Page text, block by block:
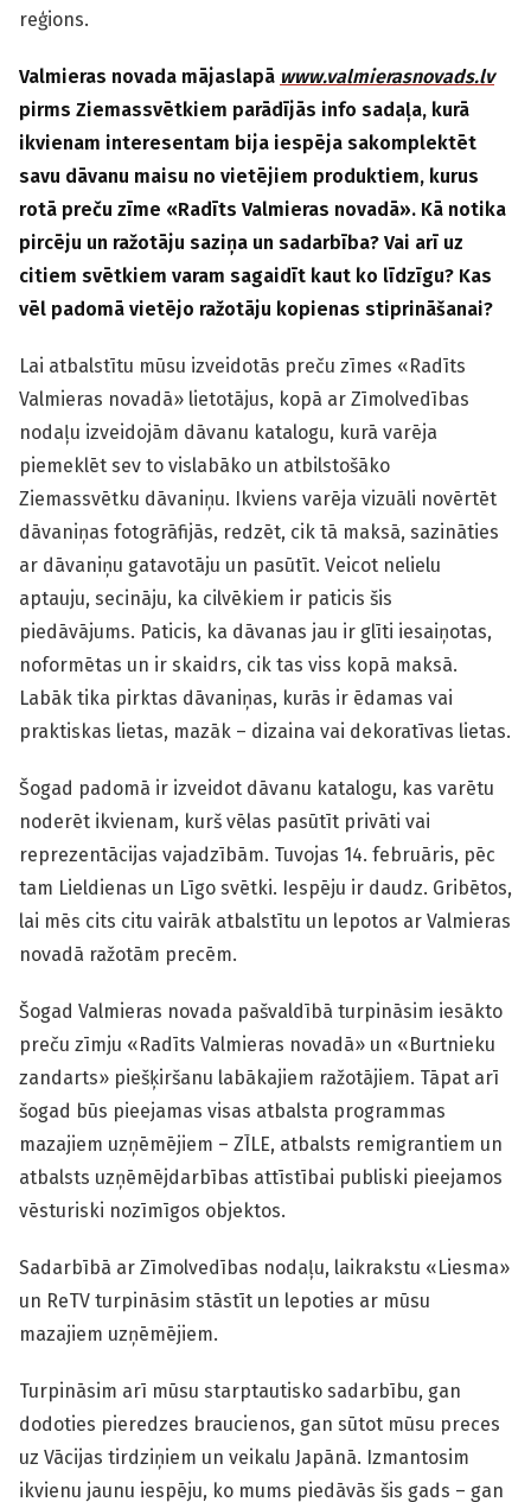
reģions.
Valmieras novada mājaslapā www.valmierasnovads.lv
pirms Ziemassvētkiem parādījās info sadaļa, kurā
ikvienam interesentam bija iespēja sakomplektēt
savu dāvanu maisu no vietējiem produktiem, kurus
rotā preču zīme «Radīts Valmieras novadā». Kā notika
pircēju un ražotāju saziņa un sadarbība? Vai arī uz
citiem svētkiem varam sagaidīt kaut ko līdzīgu? Kas
vēl padomā vietējo ražotāju kopienas stiprināšanai?
Lai atbalstītu mūsu izveidotās preču zīmes «Radīts
Valmieras novadā» lietotājus, kopā ar Zīmolvedības
nodaļu izveidojām dāvanu katalogu, kurā varēja
piemeklēt sev to vislabāko un atbilstošāko
Ziemassvētku dāvaniņu. Ikviens varēja vizuāli novērtēt
dāvaniņas fotogrāfijās, redzēt, cik tā maksā, sazināties
ar dāvaniņu gatavotāju un pasūtīt. Veicot nelielu
aptauju, secināju, ka cilvēkiem ir paticis šis
piedāvājums. Paticis, ka dāvanas jau ir glīti iesaiņotas,
noformētas un ir skaidrs, cik tas viss kopā maksā.
Labāk tika pirktas dāvaniņas, kurās ir ēdamas vai
praktiskas lietas, mazāk – dizaina vai dekoratīvas lietas.
Šogad padomā ir izveidot dāvanu katalogu, kas varētu
noderēt ikvienam, kurš vēlas pasūtīt privāti vai
reprezentācijas vajadzībām. Tuvojas 14. februāris, pēc
tam Lieldienas un Līgo svētki. Iespēju ir daudz. Gribētos,
lai mēs cits citu vairāk atbalstītu un lepotos ar Valmieras
novadā ražotām precēm.
Šogad Valmieras novada pašvaldībā turpināsim iesākto
preču zīmju «Radīts Valmieras novadā» un «Burtnieku
zandarts» piešķiršanu labākajiem ražotājiem. Tāpat arī
šogad būs pieejamas visas atbalsta programmas
mazajiem uzņēmējiem – ZĪLE, atbalsts remigrantiem un
atbalsts uzņēmējdarbības attīstībai publiski pieejamos
vēsturiski nozīmīgos objektos.
Sadarbībā ar Zīmolvedības nodaļu, laikrakstu «Liesma»
un ReTV turpināsim stāstīt un lepoties ar mūsu
mazajiem uzņēmējiem.
Turpināsim arī mūsu starptautisko sadarbību, gan
dodoties pieredzes braucienos, gan sūtot mūsu preces
uz Vācijas tirdziņiem un veikalu Japānā. Izmantosim
ikvienu jaunu iespēju, ko mums piedāvās šis gads – gan